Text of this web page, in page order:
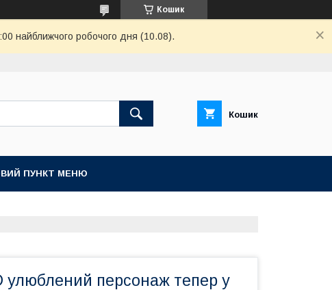
Кошик
найближчого робочого дня (10.08).
Кошик
ПУНКТ МЕНЮ
улюблений персонаж тепер у